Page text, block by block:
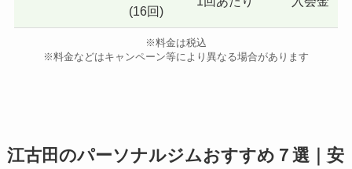
(16回)
※料金は税込
※料金などはキャンペーン等により異なる場合があります
江古田のパーソナルジムおすすめ７選｜安